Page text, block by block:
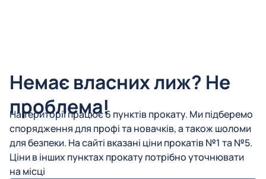
Немає власних лиж? Не
проблема!
На території працює 6 пунктів прокату. Ми підберемо
спорядження для профі та новачків, а також шоломи
для безпеки. На сайті вказані ціни прокатів №1 та №5.
Ціни в інших пунктах прокату потрібно уточнювати
на місці